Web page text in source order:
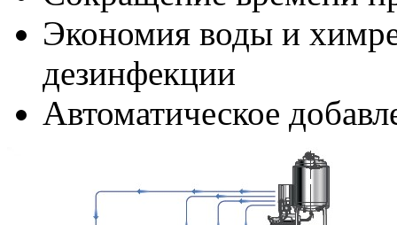
Экономия воды и
дезинфекции
Автоматическое